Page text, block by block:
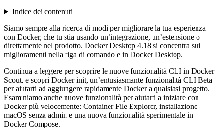
Indice dei contenuti
Siamo sempre alla ricerca di modi per migliorare la tua esperienza
con Docker, che tu stia usando un’integrazione, un’estensione o
direttamente nel prodotto. Docker Desktop 4.18 si concentra sui
miglioramenti nella riga di comando e in Docker Desktop.
Continua a leggere per scoprire le nuove funzionalità CLI in Docker
Scout, e scopri Docker init, un’entusiasmante funzionalità CLI Beta
per aiutarti ad aggiungere rapidamente Docker a qualsiasi progetto.
Esaminiamo anche nuove funzionalità per aiutarti a iniziare con
Docker più velocemente: Container File Explorer, installazione
macOS senza admin e una nuova funzionalità sperimentale in
Docker Compose.